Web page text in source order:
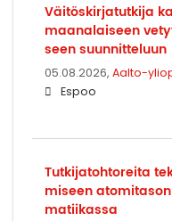
Väi­tös­kir­ja­tut­ki­ja
maa­na­lai­seen
seen suun­nit­te­luun
05.08.2026, Aalto-
Espoo
Tut­ki­ja­toh­to­rei­ta
mi­seen
ma­tii­kas­sa